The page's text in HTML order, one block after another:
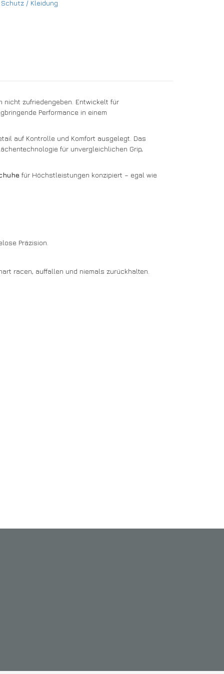
Schutz / Kleidung
nicht zufriedengeben. Entwickelt für
Performance in einem
auf Kontrolle und Komfort ausgelegt. Das
für unvergleichlichen Grip,
für Höchstleistungen konzipiert – egal wie
Präzision.
racen, auffallen und niemals zurückhalten.